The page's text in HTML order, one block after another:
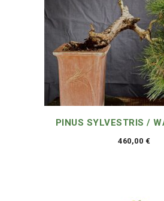
PINUS SYLVESTRIS /
460,00 €